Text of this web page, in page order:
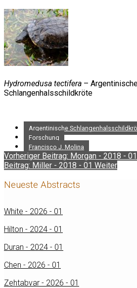
Hydromedusa tectifera –
Schlangenhalsschildkröte
Argentinische
Forschung
Francisco J. Molina
Vorheriger Beitrag: Morgan - 2018 - 01
Beitrag: Miller - 2018 - 01 Weiter
Neueste Abstracts
White - 2026 - 01
Hilton - 2024 - 01
Duran - 2024 - 01
Chen - 2026 - 01
Zehtabvar - 2026 - 01